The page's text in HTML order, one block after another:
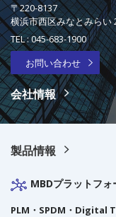
〒220-8137
横浜市西区みなとみらい
TEL :045-683-1900
お問い合わせ
会社情報
製品情報
MBDプラットフォ
PLM・SPDM・Digital